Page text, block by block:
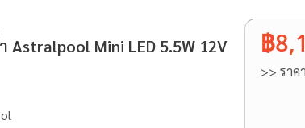
Astralpool Mini LED 5.5W 12V
฿
>> ราค